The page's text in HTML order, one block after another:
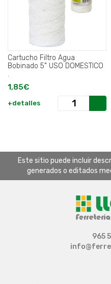
Cartucho Filtro Agua
Bobinado 5" USO DOMESTICO
.
1,85€
+detalles
Este sitio puede incluir
generados o editados
965